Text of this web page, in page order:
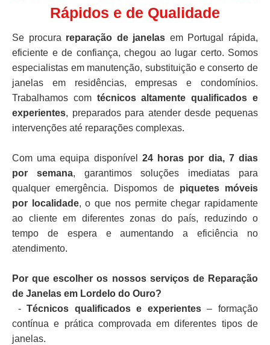
Rápidos e de Qualidade
Se procura reparação de janelas em Portugal rápida,
eficiente e de confiança, chegou ao lugar certo. Somos
especialistas em manutenção, substituição e conserto de
janelas em residências, empresas e condomínios.
Trabalhamos com técnicos altamente qualificados e
experientes, preparados para atender desde pequenas
intervenções até reparações complexas.
Com uma equipa disponível 24 horas por dia, 7 dias
por semana, garantimos soluções imediatas para
qualquer emergência. Dispomos de piquetes móveis
por localidade, o que nos permite chegar rapidamente
ao cliente em diferentes zonas do país, reduzindo o
tempo de espera e aumentando a eficiência no
atendimento.
Por que escolher os nossos serviços de Reparação
de Janelas em Lordelo do Ouro?
-Técnicos qualificados e experientes– formação
contínua e prática comprovada em diferentes tipos de
janelas.